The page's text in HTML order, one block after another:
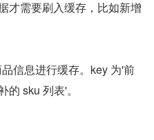
才需要刷⼊缓存，比如新增
信息进⾏缓存。key 为'前
sku 列表'。